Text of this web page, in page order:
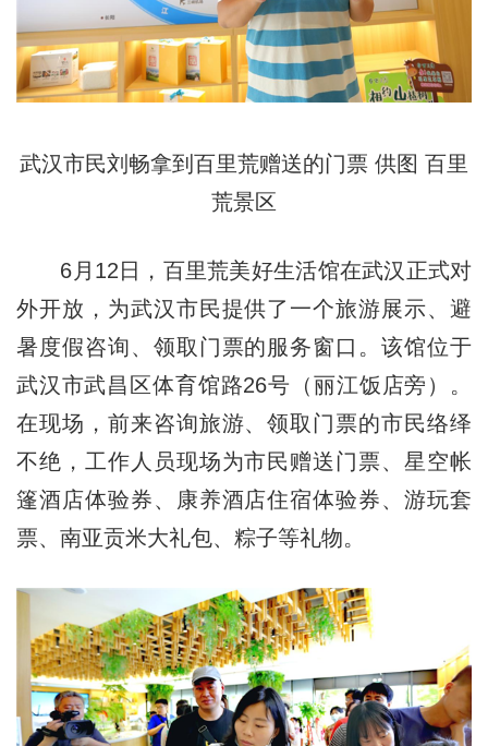
武汉市民刘畅拿到百里荒赠送的门票 供图 百里
荒景区
6月12日，百里荒美好生活馆在武汉正式对
外开放，为武汉市民提供了一个旅游展示、避
暑度假咨询、领取门票的服务窗口。该馆位于
武汉市武昌区体育馆路26号（丽江饭店旁）。
在现场，前来咨询旅游、领取门票的市民络绎
不绝，工作人员现场为市民赠送门票、星空帐
篷酒店体验券、康养酒店住宿体验券、游玩套
票、南亚贡米大礼包、粽子等礼物。